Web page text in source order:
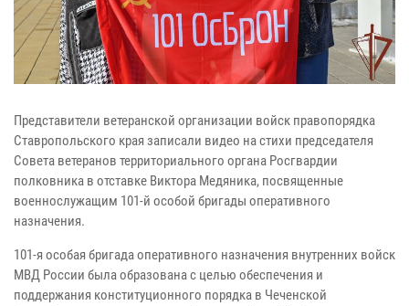
Представители ветеранской организации войск правопорядка
Ставропольского края записали видео на стихи председателя
Совета ветеранов территориального органа Росгвардии
полковника в отставке Виктора Медяника, посвященные
военнослужащим 101-й особой бригады оперативного
назначения.
101-я особая бригада оперативного назначения внутренних войск
МВД России была образована с целью обеспечения и
поддержания конституционного порядка в Чеченской